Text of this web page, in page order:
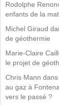
Rodolphe
enfants de la
Michel Giraud
de géothermie
Marie-Claire
le projet de
Chris Mann dans
au gaz à
vers le passé ?